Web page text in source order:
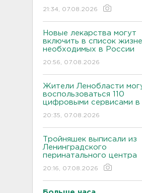
21:34, 07.08.2026
Новые лекарства могут
включить в список
необходимых в России
20:56, 07.08.2026
Жители Ленобласти
воспользоваться 110
цифровыми сервисами
20:35, 07.08.2026
Тройняшек выписали из
Ленинградского
перинатального центра
20:16, 07.08.2026